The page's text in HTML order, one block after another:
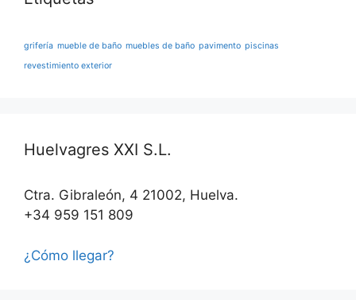
grifería mueble de baño muebles de baño pavimento piscinas
revestimiento exterior
Huelvagres XXI S.L.
Ctra. Gibraleón, 4 21002, Huelva.
+34 959 151 809
¿Cómo llegar?